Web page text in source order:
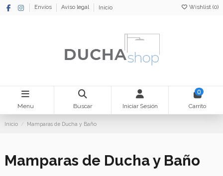
Envíos Aviso legal Inicio Wishlist (0)
Menu Buscar Iniciar Sesión
0
Carrito
Inicio Mamparas de Ducha y Baño
Mamparas de Ducha y Baño